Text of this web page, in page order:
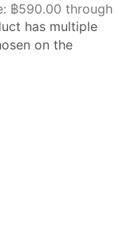
฿590.00 through
has multiple
on the